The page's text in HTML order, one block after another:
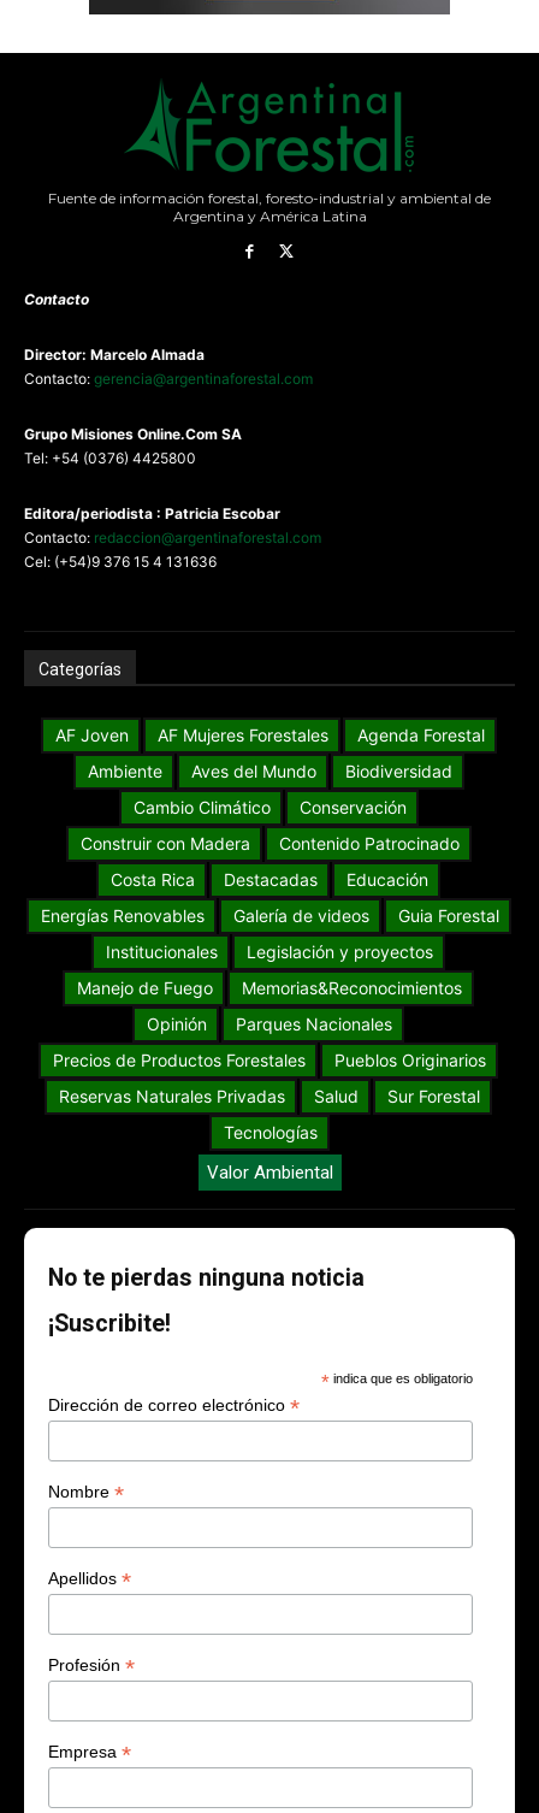
Fuente de información forestal, foresto-industrial y ambiental de
Argentina y América Latina
Contacto
Director: Marcelo Almada
Contacto: gerencia@argentinaforestal.com
Grupo Misiones Online.Com SA
Tel: +54 (0376) 4425800
Editora/periodista : Patricia Escobar
Contacto: redaccion@argentinaforestal.com
Cel: (+54)9 376 15 4 131636
Categorías
AF Joven AF Mujeres Forestales
Agenda Forestal
Ambiente
Aves del Mundo
Biodiversidad
Cambio Climático
Conservación
Construir con Madera
Contenido Patrocinado
Costa Rica
Destacadas
Educación
Energías Renovables
Galería de videos
Guia Forestal
Institucionales
Legislación y proyectos
Manejo de Fuego
Memorias&Reconocimientos
Opinión
Parques Nacionales
Precios de Productos Forestales
Pueblos Originarios
Reservas Naturales Privadas
Salud
Sur Forestal
Tecnologías
Valor Ambiental
No te pierdas ninguna noticia
¡Suscribite!
* indica que es obligatorio
Dirección de correo electrónico *
Nombre *
Apellidos *
Profesión *
Empresa *